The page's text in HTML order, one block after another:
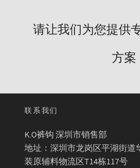
请让我们为您提供
方案
联系我们
K.O裤钩 深圳市销售部
地址：深圳市龙岗区平湖街
装原辅料物流区T14栋117号